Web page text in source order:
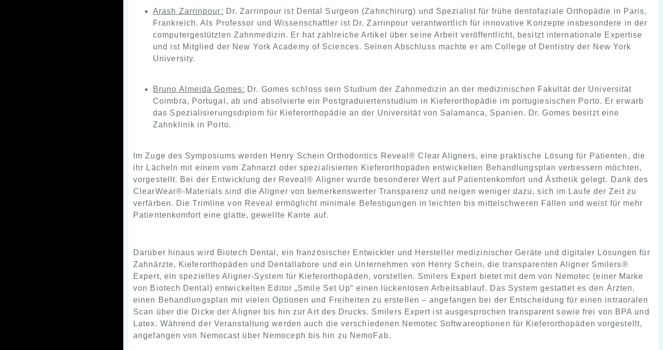
Arash Zarrinpour: Dr. Zarrinpour ist Dental Surgeon (Zahnchirurg) und Spezialist für frühe dentofaziale Orthopädie in Paris,
Frankreich. Als Professor und Wissenschaftler ist Dr. Zarrinpour verantwortlich für innovative Konzepte insbesondere in der
computergestützten Zahnmedizin. Er hat zahlreiche Artikel über seine Arbeit veröffentlicht, besitzt internationale Expertise
und ist Mitglied der New York Academy of Sciences. Seinen Abschluss machte er am College of Dentistry der New York
University.
Bruno Almeida Gomes: Dr. Gomes schloss sein Studium der Zahnmedizin an der medizinischen Fakultät der Universität
Coimbra, Portugal, ab und absolvierte ein Postgraduiertenstudium in Kieferorthopädie im portugiesischen Porto. Er erwarb
das Spezialisierungsdiplom für Kieferorthopädie an der Universität von Salamanca, Spanien. Dr. Gomes besitzt eine
Zahnklinik in Porto.
Im Zuge des Symposiums werden Henry Schein Orthodontics Reveal® Clear Aligners, eine praktische Lösung für Patienten, die
ihr Lächeln mit einem vom Zahnarzt oder spezialisierten Kieferorthopäden entwickelten Behandlungsplan verbessern möchten,
vorgestellt. Bei der Entwicklung der Reveal® Aligner wurde besonderer Wert auf Patientenkomfort und Ästhetik gelegt. Dank des
ClearWear®-Materials sind die Aligner von bemerkenswerter Transparenz und neigen weniger dazu, sich im Laufe der Zeit zu
verfärben. Die Trimline von Reveal ermöglicht minimale Befestigungen in leichten bis mittelschweren Fällen und weist für mehr
Patientenkomfort eine glatte, gewellte Kante auf.
Darüber hinaus wird Biotech Dental, ein französischer Entwickler und Hersteller medizinischer Geräte und digitaler Lösungen für
Zahnärzte, Kieferorthopäden und Dentallabore und ein Unternehmen von Henry Schein, die transparenten Aligner Smilers®
Expert, ein spezielles Aligner-System für Kieferorthopäden, vorstellen. Smilers Expert bietet mit dem von Nemotec (einer Marke
von Biotech Dental) entwickelten Editor „Smile Set Up“ einen lückenlosen Arbeitsablauf. Das System gestattet es den Ärzten,
einen Behandlungsplan mit vielen Optionen und Freiheiten zu erstellen – angefangen bei der Entscheidung für einen intraoralen
Scan über die Dicke der Aligner bis hin zur Art des Drucks. Smilers Expert ist ausgesprochen transparent sowie frei von BPA und
Latex. Während der Veranstaltung werden auch die verschiedenen Nemotec Softwareoptionen für Kieferorthopäden vorgestellt,
angefangen von Nemocast über Nemoceph bis hin zu NemoFab.